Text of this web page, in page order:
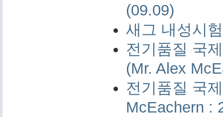
(09.09)
새그 내성시
전기품질 국
(Mr. Alex
전기품질 국
McEachern :